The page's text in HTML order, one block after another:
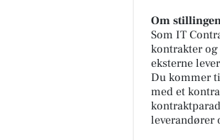
Om
Som IT
kontrakter og
eksterne
Du kommer
med et
leverandører